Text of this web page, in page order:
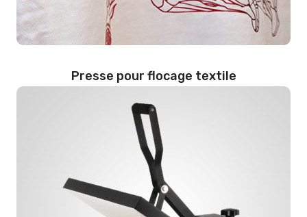
Presse pour flocage textile